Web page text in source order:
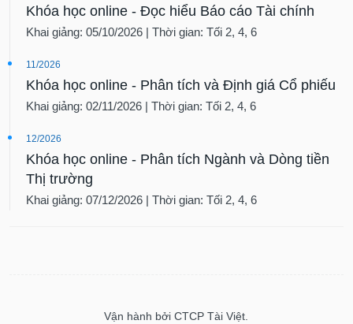
Khóa học online - Đọc hiểu Báo cáo Tài chính
Khai giảng: 05/10/2026 | Thời gian: Tối 2, 4, 6
11/2026
Khóa học online - Phân tích và Định giá Cổ phiếu
Khai giảng: 02/11/2026 | Thời gian: Tối 2, 4, 6
12/2026
Khóa học online - Phân tích Ngành và Dòng tiền
Thị trường
Khai giảng: 07/12/2026 | Thời gian: Tối 2, 4, 6
Vận hành bởi CTCP Tài Việt.